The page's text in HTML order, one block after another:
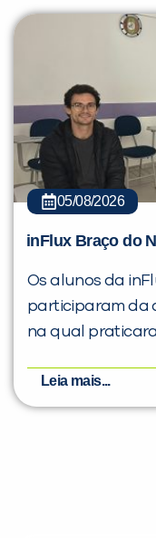
05/08/2026
inFlux Braço do
Os alunos da
participaram da
na qual
Leia mais...